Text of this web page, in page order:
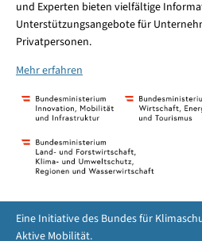
und Experten bieten vielfältige
Unterstützungsangebote für
Privatpersonen.
Mehr erfahren
Eine Initiative des Bundes für
Aktive Mobilität.